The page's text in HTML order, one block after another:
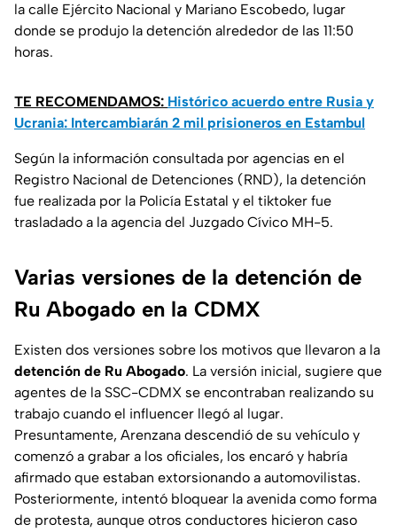
la calle Ejército Nacional y Mariano Escobedo, lugar
donde se produjo la detención alrededor de las 11:50
horas.
TE RECOMENDAMOS: Histórico acuerdo entre Rusia y
Ucrania: Intercambiarán 2 mil prisioneros en Estambul
Según la información consultada por agencias en el
Registro Nacional de Detenciones (RND), la detención
fue realizada por la Policía Estatal y el tiktoker fue
trasladado a la agencia del Juzgado Cívico MH-5.
Varias versiones de la detención de
Ru Abogado en la CDMX
Existen dos versiones sobre los motivos que llevaron a la
detención de Ru Abogado. La versión inicial, sugiere que
agentes de la SSC-CDMX se encontraban realizando su
trabajo cuando el influencer llegó al lugar.
Presuntamente, Arenzana descendió de su vehículo y
comenzó a grabar a los oficiales, los encaró y habría
afirmado que estaban extorsionando a automovilistas.
Posteriormente, intentó bloquear la avenida como forma
de protesta, aunque otros conductores hicieron caso